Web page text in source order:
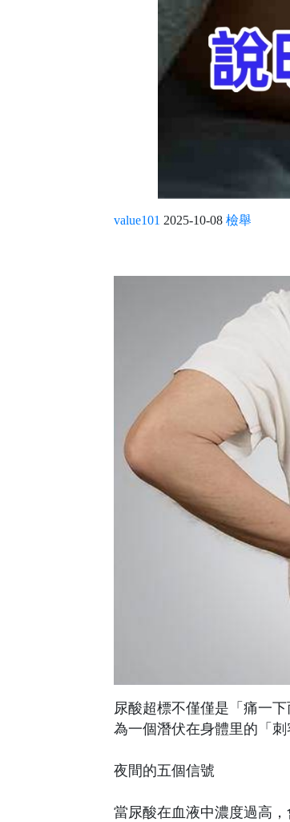
value101 2025-10-08 檢舉
尿酸超標不僅僅是「痛一
為一個潛伏在身體里的「刺
夜間的五個信號
當尿酸在血液中濃度過高